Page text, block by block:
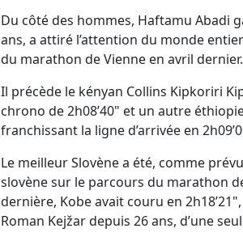
Du côté des hommes, Haftamu Abadi
ans, a attiré l’attention du monde
du marathon de Vienne en avril dernier.
Il précède le kényan Collins Kipkoriri
chrono de 2h08’40" et un autre
franchissant la ligne d’arrivée en
Le meilleur Slovène a été, comme
slovène sur le parcours du marathon
dernière, Kobe avait couru en
Roman Kejžar depuis 26 ans, d’une